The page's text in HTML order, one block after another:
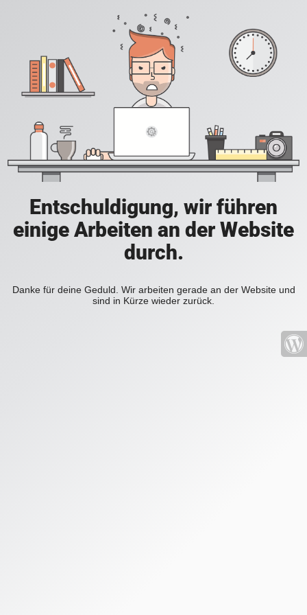
Entschuldigung, wir führen
einige Arbeiten an der Website
durch.
Danke für deine Geduld. Wir arbeiten gerade an der Website und
sind in Kürze wieder zurück.